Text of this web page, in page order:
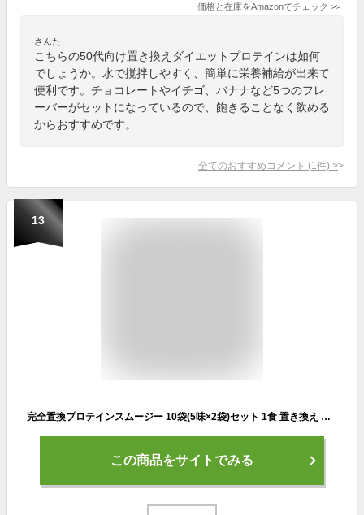
価格と在庫をAmazonでチェック >>
さんた
こちらの50代向け置き換えダイエットプロテインは如何
でしょうか。水で撹拌しやすく、簡単に栄養補給が出来て
便利です。チョコレートやイチゴ、バナナなど5つのフレ
ーバーがセットになっているので、飽きることなく飲める
からおすすめです。
全てのおすすめコメント (1 件) >
13
完全置換プロテインスムージー 10袋(5味×2袋)セット 1食 置き換え プロテイン ダイエット ダイエット シェイク スムージー 置き換えダイエット
この商品をサイトでみる